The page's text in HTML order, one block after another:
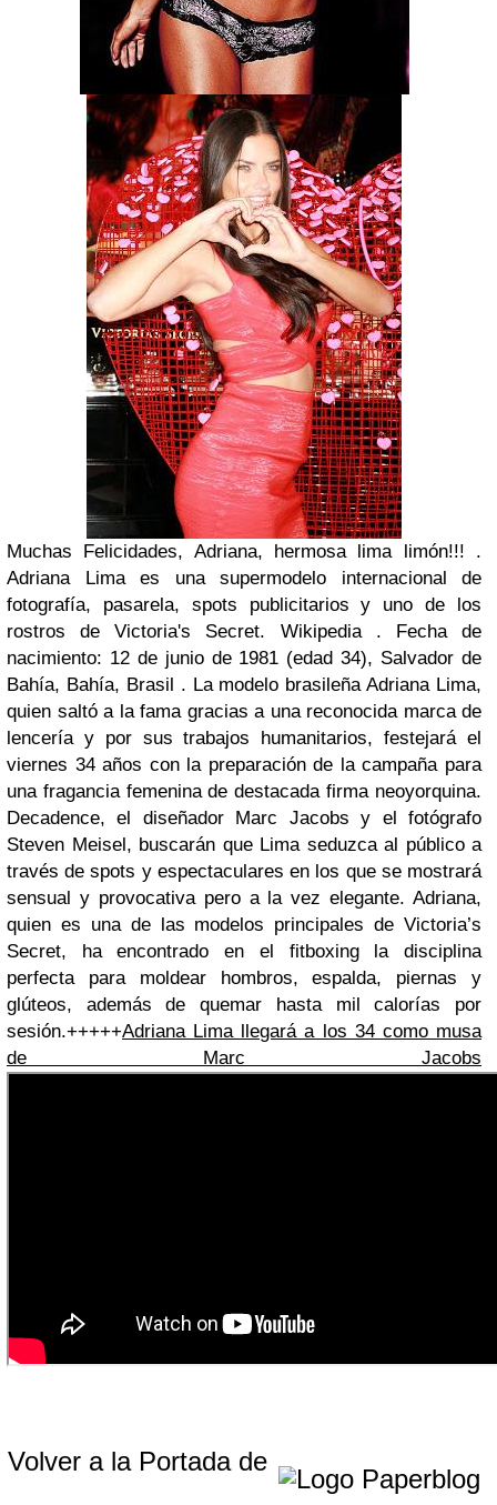
Muchas Felicidades, Adriana, hermosa lima limón!!! .
Adriana Lima es una supermodelo internacional de
fotografía, pasarela, spots publicitarios y uno de los
rostros de Victoria's Secret. Wikipedia . Fecha de
nacimiento: 12 de junio de 1981 (edad 34), Salvador de
Bahía, Bahía, Brasil . La modelo brasileña Adriana Lima,
quien saltó a la fama gracias a una reconocida marca de
lencería y por sus trabajos humanitarios, festejará el
viernes 34 años con la preparación de la campaña para
una fragancia femenina de destacada firma neoyorquina.
Decadence, el diseñador Marc Jacobs y el fotógrafo
Steven Meisel, buscarán que Lima seduzca al público a
través de spots y espectaculares en los que se mostrará
sensual y provocativa pero a la vez elegante. Adriana,
quien es una de las modelos principales de Victoria’s
Secret, ha encontrado en el fitboxing la disciplina
perfecta para moldear hombros, espalda, piernas y
glúteos, además de quemar hasta mil calorías por
sesión.+++++Adriana Lima llegará a los 34 como musa
de Marc Jacobs
Volver a la Portada de